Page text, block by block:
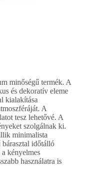
minőségű termék. A
és dekoratív eleme
kialakítása
A
tesz lehetővé. A
szolgálnak ki.
minimalista
bárasztal időtálló
kényelmes
használatra is